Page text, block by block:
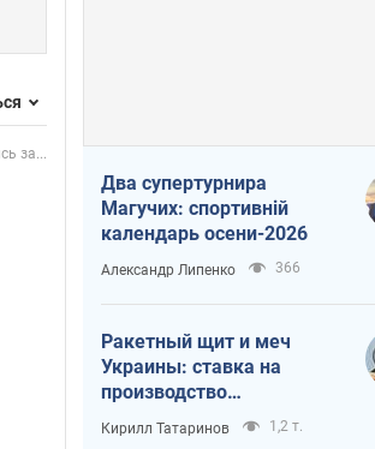
за...
Два супертурнира
Магучих: спортивній
календарь осени-2026
Александр Липенко 366
Ракетный щит и меч
Украины: ставка на
производство
собственных ракет
Кирилл Татаринов 1,2 т.